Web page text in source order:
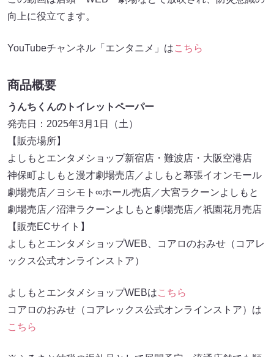
向上に役立てます。
YouTubeチャンネル「エンタニメ」はこちら
商品概要
うんちくんのトイレットペーパー
発売日：2025年3月1日（土）
【販売場所】
よしもとエンタメショップ新宿店・難波店・大阪空港店
神保町よしもと漫才劇場売店／よしもと幕張イオンモール
劇場売店／ヨシモト∞ホール売店／大宮ラクーンよしもと
劇場売店／沼津ラクーンよしもと劇場売店／祇園花月売店
【販売ECサイト】
よしもとエンタメショップWEB、コアロのおみせ（コアレ
ックス公式オンラインストア）
よしもとエンタメショップWEBはこちら
コアロのおみせ（コアレックス公式オンラインストア）は
こちら